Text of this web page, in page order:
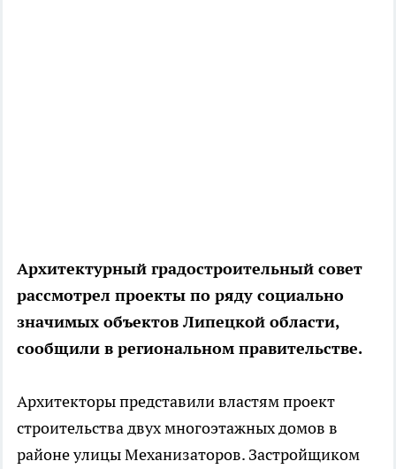
Архитектурный градостроительный совет
рассмотрел проекты по ряду социально
значимых объектов Липецкой области,
сообщили в региональном правительстве.
Архитекторы представили властям проект
строительства двух многоэтажных домов в
районе улицы Механизаторов. Застройщиком